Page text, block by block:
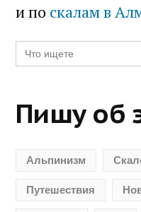
и по скалам в
Search
for:
Пишу об
Альпинизм
Путешествия